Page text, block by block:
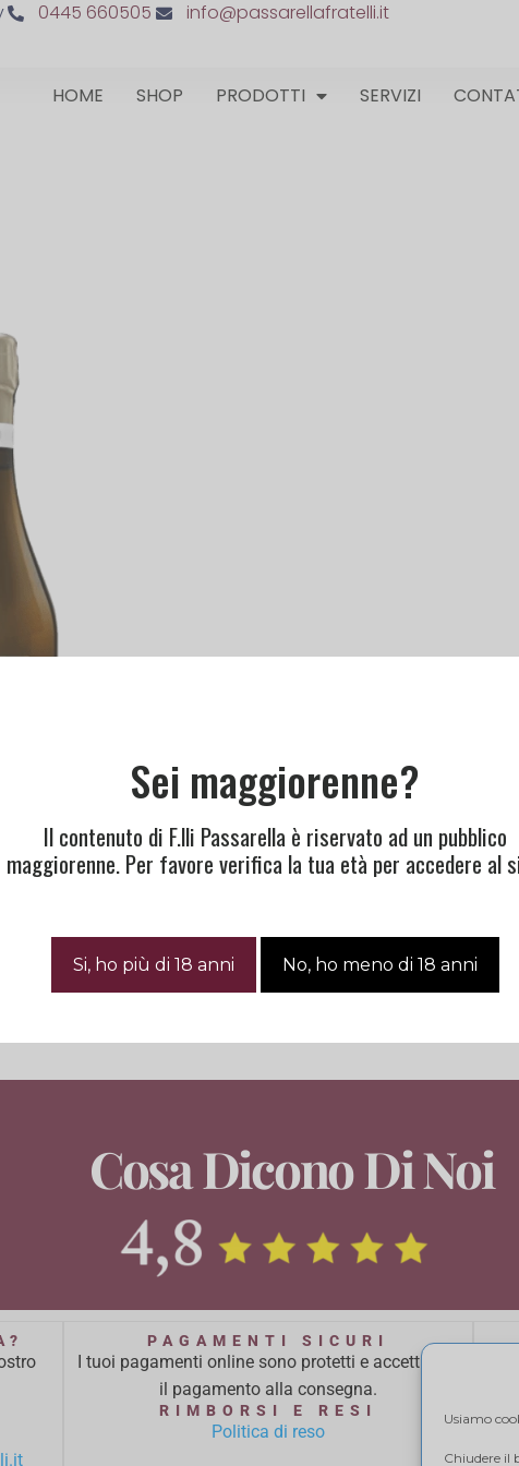
Usiamo
Chiudere il
0445 660505 info@passarellafratelli.it
HOME SHOP PRODOTTI SERVIZI
Cosa Dicono Di Noi
PAGAMENTI SICURI
I tuoi pagamenti online sono protetti e accettiamo
il pagamento alla consegna.
RIMBORSI E RESI
Politica di reso
Sei maggiorenne?
Il contenuto di F.lli Passarella è riservato ad un pubblico
maggiorenne. Per favore verifica la tua età per accedere al